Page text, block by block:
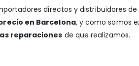
directos y distribuidores
en Barcelona, y como somos
reparaciones de que realizamos.